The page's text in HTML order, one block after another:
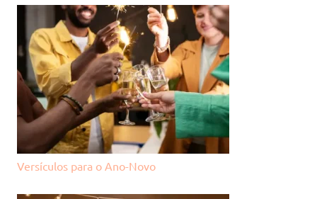
Versículos para o Ano-Novo